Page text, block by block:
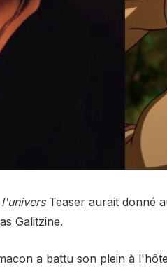
Teaser aurait donné
Galitzine.
a battu son plein à